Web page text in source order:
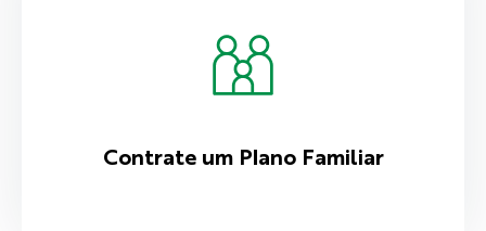
Contrate um Plano Familiar